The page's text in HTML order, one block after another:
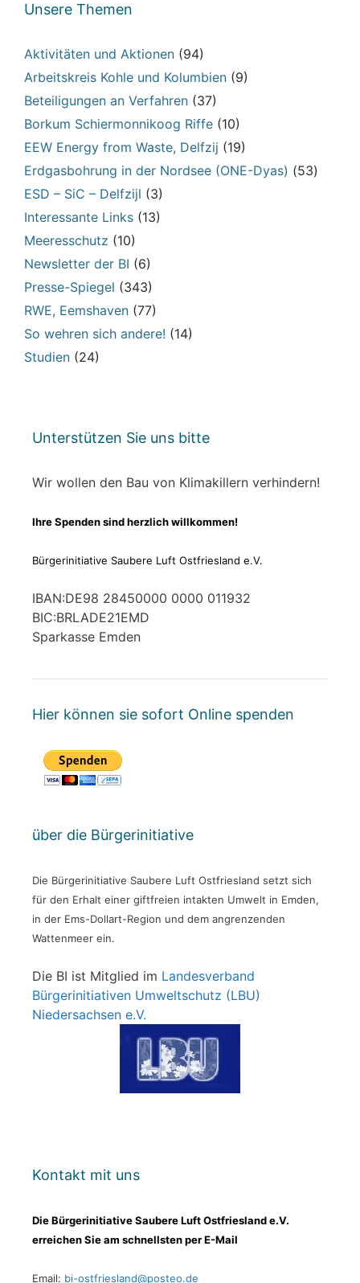
Unsere Themen
Aktivitäten und Aktionen (94)
Arbeitskreis Kohle und Kolumbien (9)
Beteiligungen an Verfahren (37)
Borkum Schiermonnikoog Riffe (10)
EEW Energy from Waste, Delfzij (19)
Erdgasbohrung in der Nordsee (ONE-Dyas) (53)
ESD – SiC – Delfzijl (3)
Interessante Links (13)
Meeresschutz (10)
Newsletter der BI (6)
Presse-Spiegel (343)
RWE, Eemshaven (77)
So wehren sich andere! (14)
Studien (24)
Unterstützen Sie uns bitte
Wir wollen den Bau von Klimakillern verhindern!
Ihre Spenden sind herzlich willkommen!
Bürgerinitiative Saubere Luft Ostfriesland e.V.
IBAN:DE98 28450000 0000 011932
BIC:BRLADE21EMD
Sparkasse Emden
Hier können sie sofort Online spenden
über die Bürgerinitiative
Die Bürgerinitiative Saubere Luft Ostfriesland setzt sich
für den Erhalt einer giftfreien intakten Umwelt in Emden,
in der Ems-Dollart-Region und dem angrenzenden
Wattenmeer ein.
Die BI ist Mitglied im Landesverband
Bürgerinitiativen Umweltschutz (LBU)
Niedersachsen e.V.
Kontakt mit uns
Die Bürgerinitiative Saubere Luft Ostfriesland e.V.
erreichen Sie am schnellsten per E-Mail
Email: bi-ostfriesland@posteo.de